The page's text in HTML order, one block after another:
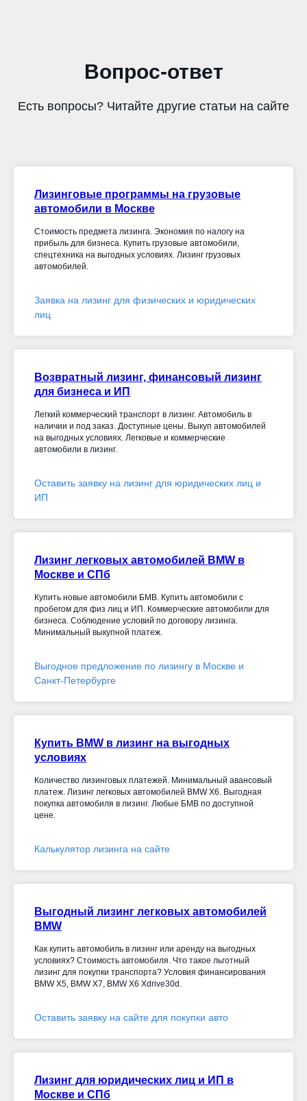
Вопрос-ответ
Есть вопросы? Читайте другие статьи на сайте
Лизинговые программы на грузовые
автомобили в Москве
Стоимость предмета лизинга. Экономия по налогу на
прибыль для бизнеса. Купить грузовые автомобили,
спецтехника на выгодных условиях. Лизинг грузовых
автомобилей.
Заявка на лизинг для физических и юридических
лиц
Возвратный лизинг, финансовый лизинг
для бизнеса и ИП
Легкий коммерческий транспорт в лизинг. Автомобиль в
наличии и под заказ. Доступные цены. Выкуп автомобилей
на выгодных условиях. Легковые и коммерческие
автомобили в лизинг.
Оставить заявку на лизинг для юридических лиц и
ИП
Лизинг легковых автомобилей BMW в
Москве и СПб
Купить новые автомобили БМВ. Купить автомобили с
пробегом для физ лиц и ИП. Коммерческие автомобили для
бизнеса. Соблюдение условий по договору лизинга.
Минимальный выкупной платеж.
Выгодное предложение по лизингу в Москве и
Санкт-Петербурге
Купить BMW в лизинг на выгодных
условиях
Количество лизинговых платежей. Минимальный авансовый
платеж. Лизинг легковых автомобилей BMW X6. Выгодная
покупка автомобиля в лизинг. Любые БМВ по доступной
цене.
Калькулятор лизинга на сайте
Выгодный лизинг легковых автомобилей
BMW
Как купить автомобиль в лизинг или аренду на выгодных
условиях? Стоимость автомобиля. Что такое льготный
лизинг для покупки транспорта? Условия финансирования
BMW X5, BMW X7, BMW X6 Xdrive30d
Оставить заявку на сайте для покупки авто
Лизинг для юридических лиц и ИП в
Москве и СПб